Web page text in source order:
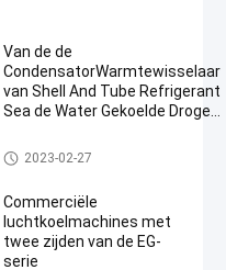
Van de de
CondensatorWarmtewisselaar
van Shell And Tube Refrigerant
Sea de Water Gekoelde Droge
Water gekoelde condensator
2023-02-27
Commerciële
luchtkoelmachines met
twee zijden van de EG-
serie